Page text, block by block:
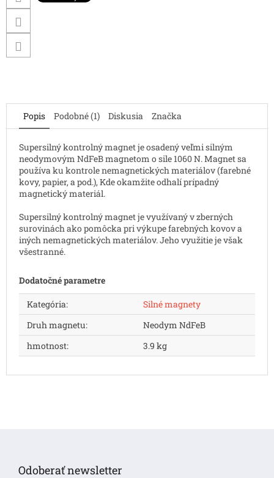
Popis Podobné (1) Diskusia Značka
Supersilný kontrolný magnet je osadený veľmi silným
neodymovým NdFeB magnetom o sile 1060 N. Magnet sa
používa ku kontrole nemagnetických materiálov (farebné
kovy, papier, a pod.), Kde okamžite odhalí prípadný
magnetický materiál.
Supersilný kontrolný magnet je využívaný v zberných
surovinách ako pomôcka pri výkupe farebných kovov a
iných nemagnetických materiálov. Jeho využitie je však
všestranné.
Dodatočné parametre
Kategória:
Silné magnety
Druh magnetu:
Neodym NdFeB
hmotnost: 3.9 kg
Odoberať newsletter